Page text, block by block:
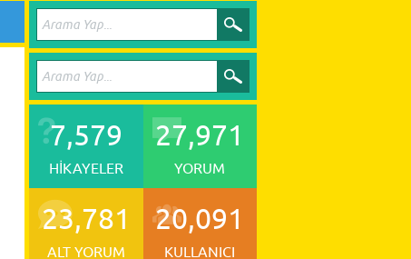
7,579
HIKAYELER
27,971
YORUM
23,781
ALT YORUM
20,091
KULLANICI